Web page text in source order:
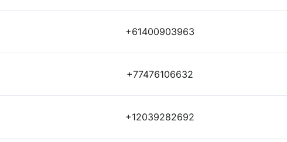
+61400903963
+77476106632
+12039282692